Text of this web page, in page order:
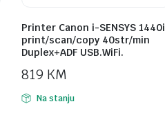
Printer Canon i-SENSYS 1440i
print/scan/copy 40str/min
Duplex+ADF USB.WiFi.
819 KM
Na stanju